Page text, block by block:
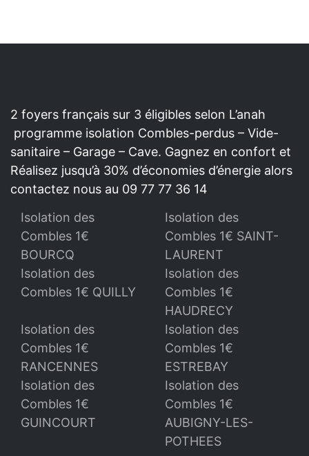
2 foyers français sur 3 éligibles selon L’anah
programme isolation Combles-perdus – Vide-
sanitaire – Garage – Cave. Gagnez en confort et
Réalisez jusqu’à 30% d’économies d’énergie alors
contactez nous au 09 77 77 36 14
Isolation des
Combles 1€
BOURCQ
Isolation des
Combles 1€ SAINT-
LAURENT
Isolation des
Combles 1€ QUILLY
Isolation des
Combles 1€
HAUDRECY
Isolation des
Combles 1€
RANCENNES
Isolation des
Combles 1€
ESTREBAY
Isolation des
Combles 1€
GUINCOURT
Isolation des
Combles 1€
AUBIGNY-LES-
POTHEES